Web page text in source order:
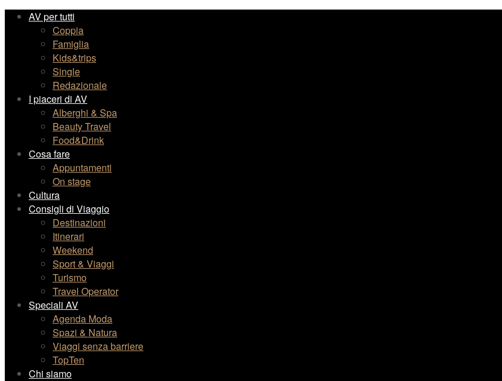
AV per tutti
Coppia
Famiglia
Kids&trips
Single
Redazionale
I piaceri di AV
Alberghi & Spa
Beauty Travel
Food&Drink
Cosa fare
Appuntamenti
On stage
Cultura
Consigli di Viaggio
Destinazioni
Itinerari
Weekend
Sport & Viaggi
Turismo
Travel Operator
Speciali AV
Agenda Moda
Spazi & Natura
Viaggi senza barriere
TopTen
Chi siamo